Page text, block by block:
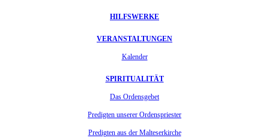
HILFSWERKE
VERANSTALTUNGEN
Kalender
SPIRITUALITÄT
Das Ordensgebet
Predigten unserer Ordenspriester
Predigten aus der Malteserkirche